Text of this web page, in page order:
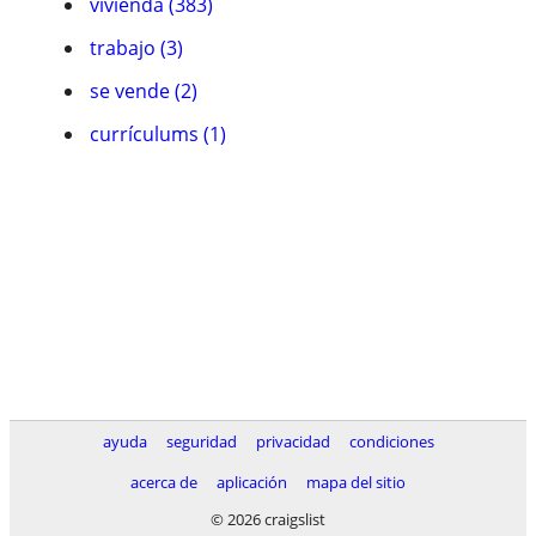
trabajo (3)
se vende (2)
currículums (1)
ayuda seguridad privacidad
condiciones
acerca de
aplicación
mapa del sitio
© 2026 craigslist